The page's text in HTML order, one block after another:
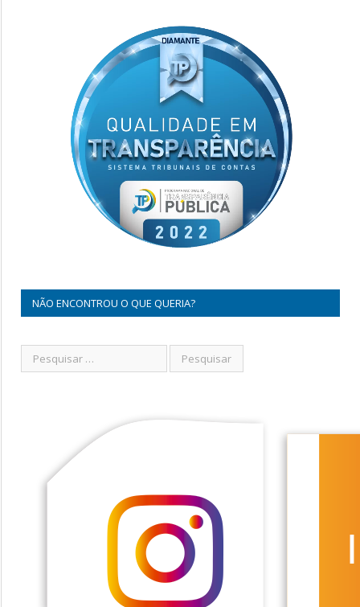
NÃO ENCONTROU O QUE QUERIA?